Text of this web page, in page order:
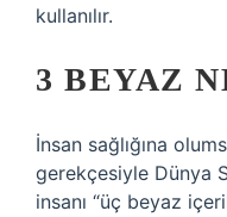
kullanılır.
3 BEYAZ
İnsan sağlığına
gerekçesiyle Dünya
insanı “üç beyaz